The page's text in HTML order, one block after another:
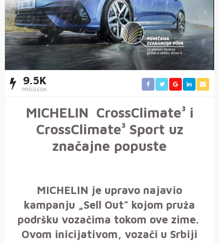
9.5K
PREGLEDA
MICHELIN CrossClimate³ i
CrossClimate³ Sport uz
značajne popuste
MICHELIN je upravo najavio
kampanju „Sell Out” kojom pruža
podršku vozačima tokom ove zime.
Ovom inicijativom, vozači u Srbiji